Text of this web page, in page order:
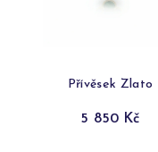
Přívěsek Zlato
5 850 Kč